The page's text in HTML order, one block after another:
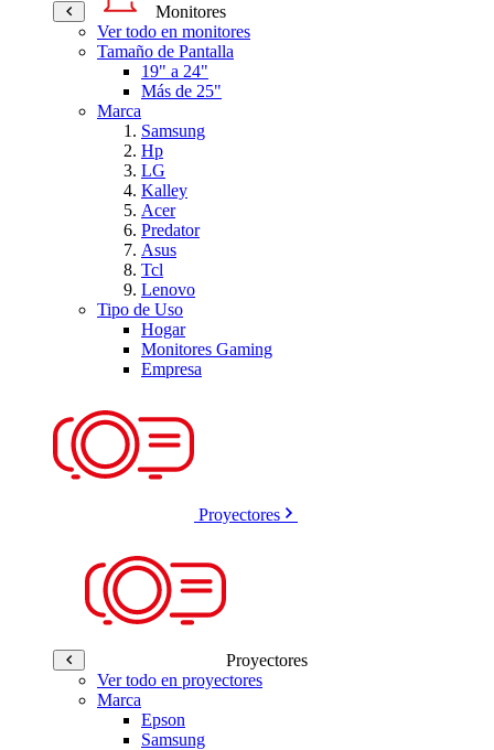
Monitores
Ver todo en monitores
Tamaño de Pantalla
19" a 24"
Más de 25"
Marca
Samsung
Hp
LG
Kalley
Acer
Predator
Asus
Tcl
Lenovo
Tipo de Uso
Hogar
Monitores Gaming
Empresa
Proyectores
Proyectores
Ver todo en proyectores
Marca
Epson
Samsung